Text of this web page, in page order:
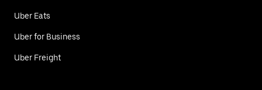
Uber Eats
Uber for Business
Uber Freight